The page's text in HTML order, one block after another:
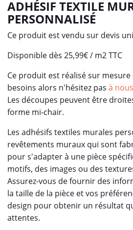
ADHÉSIF TEXTILE
PERSONNALISÉ
Ce produit est vendu sur devis
Disponible dès 25,99€ / m2 TTC
Ce produit est réalisé sur
besoins alors n'hésitez pas à
Les découpes peuvent être
forme mi-chair.
Les adhésifs textiles murales
revêtements muraux qui sont
pour s'adapter à une pièce
motifs, des images ou des
Assurez-vous de fournir des
la taille de la pièce et vos
design pour obtenir un résultat
attentes.